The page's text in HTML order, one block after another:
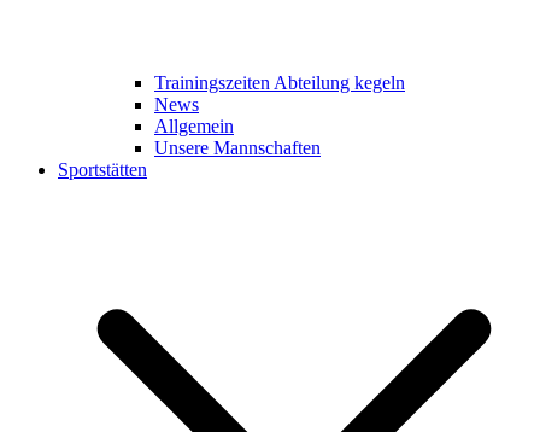
Trainingszeiten Abteilung kegeln
News
Allgemein
Unsere Mannschaften
Sportstätten